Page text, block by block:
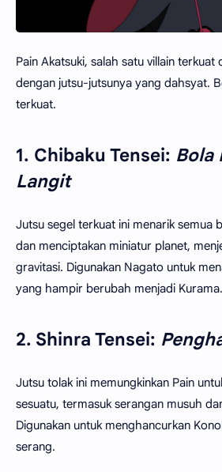
Pain Akatsuki, salah satu villain
dengan jutsu-jutsunya yang dahsyat.
terkuat.
1. Chibaku Tensei: Bola
Langit
Jutsu segel terkuat ini menarik semua
dan menciptakan miniatur planet,
gravitasi. Digunakan Nagato untuk
yang hampir berubah menjadi Kurama.
2. Shinra Tensei:
Jutsu tolak ini memungkinkan Pain
sesuatu, termasuk serangan musuh
Digunakan untuk menghancurkan
serang.